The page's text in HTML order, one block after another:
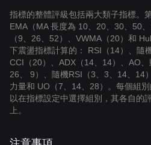
指標的整體評級包括兩大類子指標。
EMA（MA 長度為 10、20、30、50
（9、26、52）、VWMA（20）和
下震盪指標計算的： RSI（14）、隨
CCI（20）、ADX（14、14）、AO、
26、 9）、隨機RSI（3、3、14、14
力量和 UO（7、14、28）。每個組
以在指標設定中選擇組別，其各自的
上。